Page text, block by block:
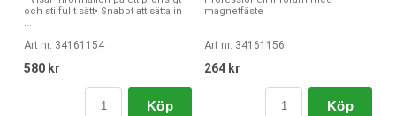
och stilfullt sätt• Snabbt att sätta in
...
Art nr. 34161154
580 kr
Köp
magnetfäste
Art nr. 34161156
264 kr
Köp